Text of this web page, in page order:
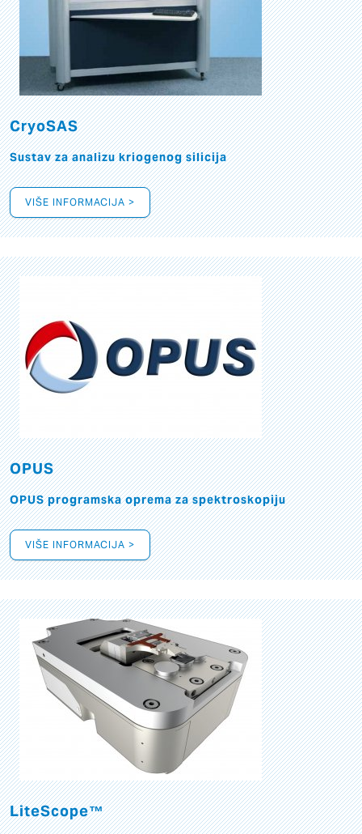
CryoSAS
Sustav za analizu kriogenog silicija
VIŠE INFORMACIJA >
OPUS
OPUS programska oprema za spektroskopiju
VIŠE INFORMACIJA >
LiteScope™